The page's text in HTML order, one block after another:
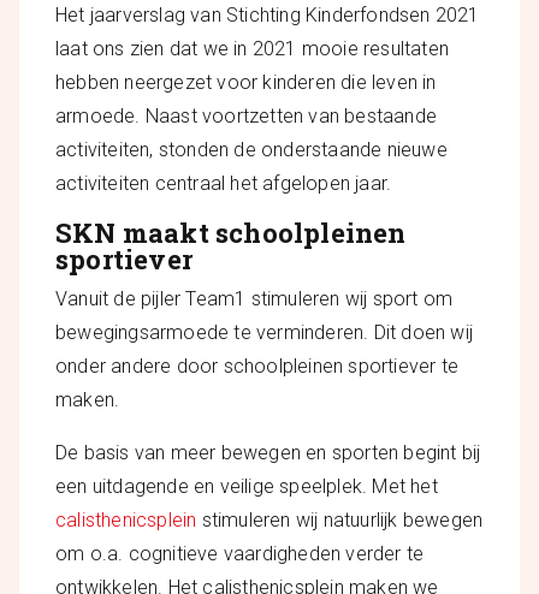
Het jaarverslag van Stichting Kinderfondsen 2021
laat ons zien dat we in 2021 mooie resultaten
hebben neergezet voor kinderen die leven in
armoede. Naast voortzetten van bestaande
activiteiten, stonden de onderstaande nieuwe
activiteiten centraal het afgelopen jaar.
SKN maakt schoolpleinen
sportiever
Vanuit de pijler Team1 stimuleren wij sport om
bewegingsarmoede te verminderen. Dit doen wij
onder andere door schoolpleinen sportiever te
maken.
De basis van meer bewegen en sporten begint bij
een uitdagende en veilige speelplek. Met het
calisthenicsplein stimuleren wij natuurlijk bewegen
om o.a. cognitieve vaardigheden verder te
ontwikkelen. Het calisthenicsplein maken we